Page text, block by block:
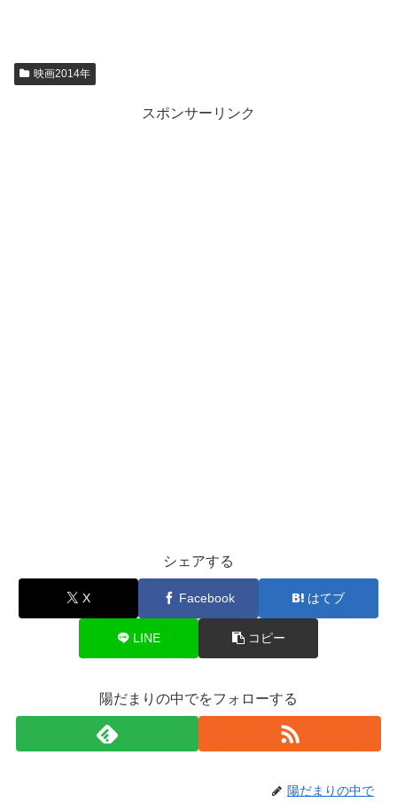
映画2014年
スポンサーリンク
シェアする
X Facebook はてブ
LINE コピー
陽だまりの中でをフォローする
陽だまりの中で